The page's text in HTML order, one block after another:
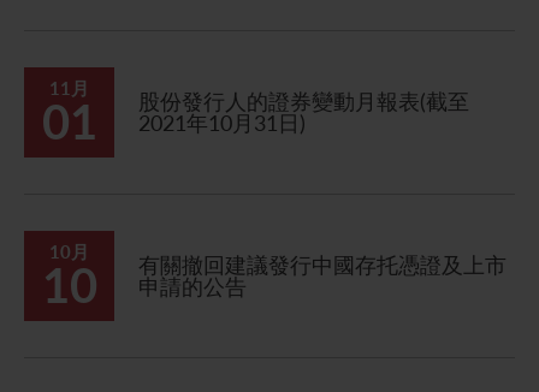
11月
01
股份發行人的證券變動月報表(截至
2021年10月31日)
10月
10
有關撤回建議發行中國存托憑證及上市
申請的公告